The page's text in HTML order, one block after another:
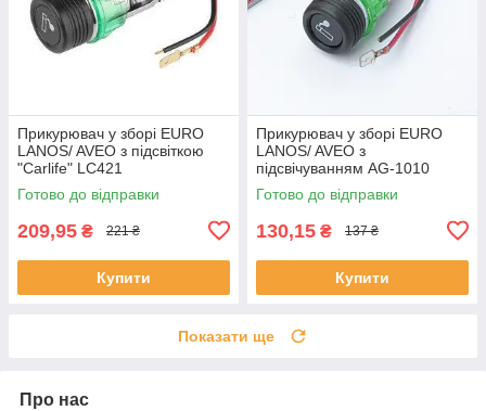
Прикурювач у зборі EURO
LANOS/ AVEO з підсвіткою
"Carlife" LC421
Готово до відправки
209,95 ₴ 221 ₴
Купити
Прикурювач у зборі EURO
LANOS/ AVEO з
підсвічуванням AG-1010
Готово до відправки
130,15 ₴ 137 ₴
Купити
Показати ще
Про нас